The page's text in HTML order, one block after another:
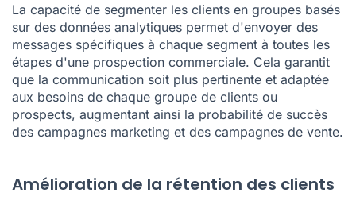
La capacité de segmenter les clients en groupes basés
sur des données analytiques permet d'envoyer des
messages spécifiques à chaque segment à toutes les
étapes d'une prospection commerciale. Cela garantit
que la communication soit plus pertinente et adaptée
aux besoins de chaque groupe de clients ou
prospects, augmentant ainsi la probabilité de succès
des campagnes marketing et des campagnes de vente.
Amélioration de la rétention des clients